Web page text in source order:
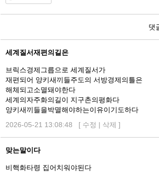
글
댓
세계질서재편의길은
브릭스경제그릅으로 세계질서가
재편되어 양키새끼들주도의 서방경제의틀은
해체되고소멸돼야한다
세계의자주화의길이 지구촌의평화다
양키새끼들을박멸해야하는이유이기도하다
2026-05-21 13:08:48 [ 수정 | 삭제 ]
맞는말이다
비핵화타령 집어치워야된다